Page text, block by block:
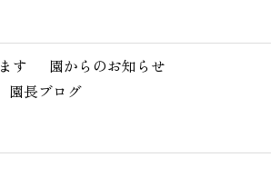
す
園からのお知らせ
園長ブログ